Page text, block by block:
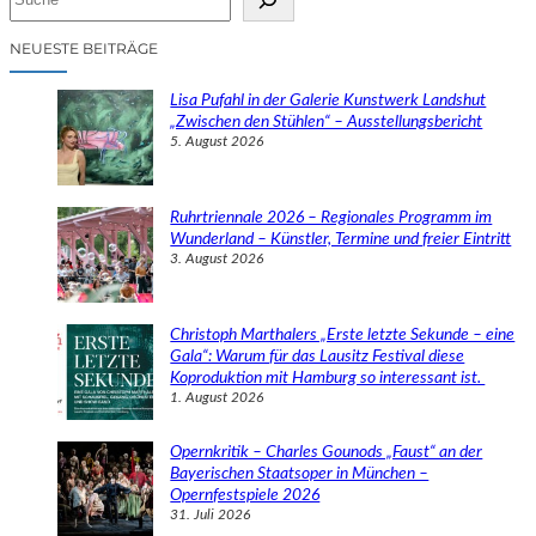
NEUESTE BEITRÄGE
Lisa Pufahl in der Galerie Kunstwerk Landshut
„Zwischen den Stühlen“ – Ausstellungsbericht
5. August 2026
Ruhrtriennale 2026 – Regionales Programm im
Wunderland – Künstler, Termine und freier Eintritt
3. August 2026
Christoph Marthalers „Erste letzte Sekunde – eine
Gala“: Warum für das Lausitz Festival diese
Koproduktion mit Hamburg so interessant ist.
1. August 2026
Opernkritik – Charles Gounods „Faust“ an der
Bayerischen Staatsoper in München –
Opernfestspiele 2026
31. Juli 2026